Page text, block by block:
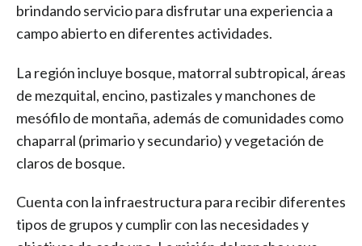
brindando servicio para disfrutar una experiencia a
campo abierto en diferentes actividades.
La región incluye bosque, matorral subtropical, áreas
de mezquital, encino, pastizales y manchones de
mesófilo de montaña, además de comunidades como
chaparral (primario y secundario) y vegetación de
claros de bosque.
Cuenta con la infraestructura para recibir diferentes
tipos de grupos y cumplir con las necesidades y